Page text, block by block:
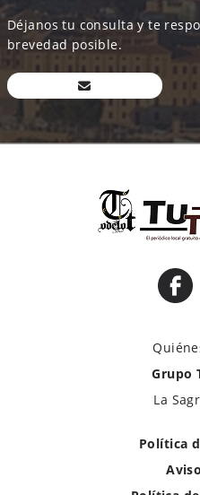
Déjanos tu consulta y te
brevedad posible.
Grupo
La
Política